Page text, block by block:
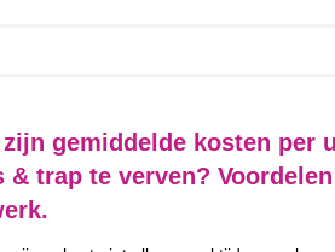
gemiddelde kosten per
trap te verven?